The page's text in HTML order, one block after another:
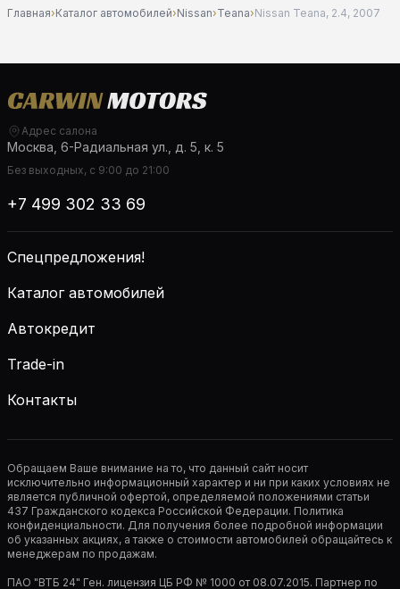
Главная›Каталог автомобилей›Nissan›Teana›Nissan Teana, 2.4, 2007
Адрес салона
Москва, 6-Радиальная ул., д. 5, к. 5
Без выходных, с 9:00 до 21:00
+7 499 302 33 69
Спецпредложения!
Каталог автомобилей
Автокредит
Trade-in
Контакты
Обращаем Ваше внимание на то, что данный сайт носит
исключительно информационный характер и ни при каких условиях не
является публичной офертой, определяемой положениями статьи
437 Гражданского кодекса Российской Федерации. Политика
конфиденциальности. Для получения более подробной информации
об указанных акциях, а также о стоимости автомобилей обращайтесь к
менеджерам по продажам.
ПАО "ВТБ 24" Ген. лицензия ЦБ РФ № 1000 от 08.07.2015. Партнер по